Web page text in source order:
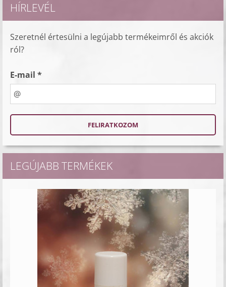
HÍRLEVÉL
Szeretnél értesülni a legújabb termékeimről és akciók
ról?
E-mail *
LEGÚJABB TERMÉKEK